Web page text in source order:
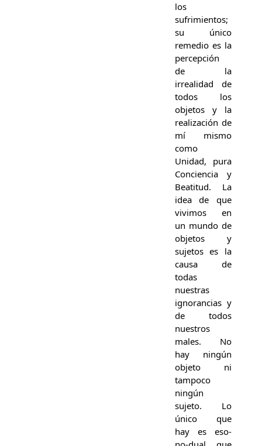
los
sufrimientos;
su único
remedio es la
percepción
de la
irrealidad de
todos los
objetos y la
realización de
mí mismo
como
Unidad, pura
Conciencia y
Beatitud. La
idea de que
vivimos en
un mundo de
objetos y
sujetos es la
causa de
todas
nuestras
ignorancias y
de todos
nuestros
males. No
hay ningún
objeto ni
tampoco
ningún
sujeto. Lo
único que
hay es eso-